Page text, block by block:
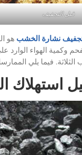
قبل التجفيف
نشارة الخشب هو
وكمية الهواء الوارد
الثلاثة. فيما يلي